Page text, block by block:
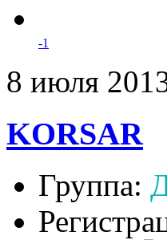
-1
8 июля
KORSAR
Группа: